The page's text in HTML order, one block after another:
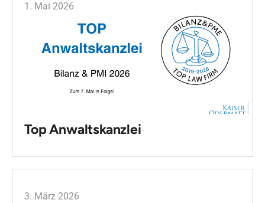
1. Mai 2026
Top Anwaltskanzlei
3. März 2026